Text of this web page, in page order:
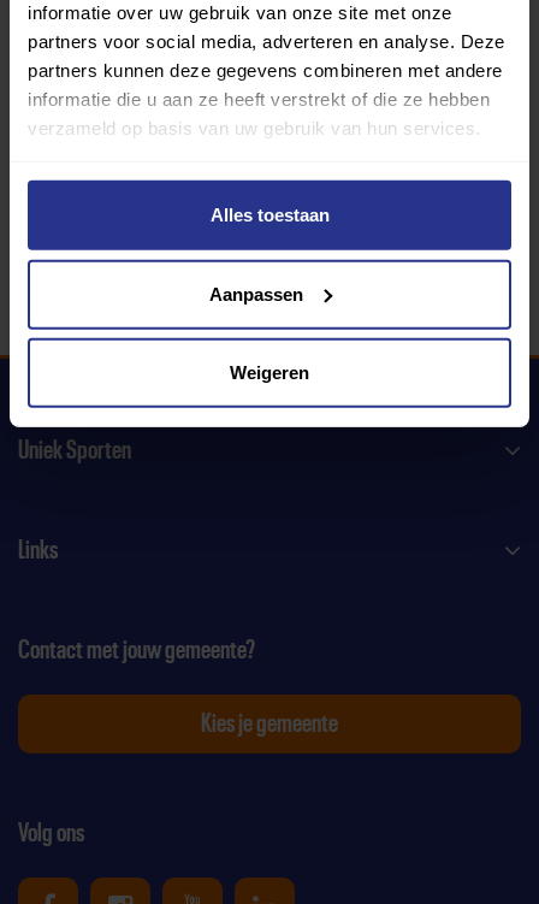
informatie over uw gebruik van onze site met onze
partners voor social media, adverteren en analyse. Deze
partners kunnen deze gegevens combineren met andere
informatie die u aan ze heeft verstrekt of die ze hebben
verzameld op basis van uw gebruik van hun services.
Alles toestaan
Aanpassen
Weigeren
Programma van:
340 gemeenten
Uniek Sporten
Links
Volg ons
Contact met jouw gemeente?
Kies je gemeente